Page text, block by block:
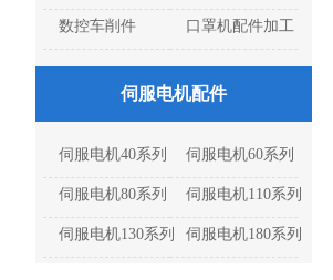
数控车削件 口罩机配件加工
伺服电机配件
伺服电机40系列 伺服电机60系列
伺服电机80系列 伺服电机110系列
伺服电机130系列 伺服电机180系列